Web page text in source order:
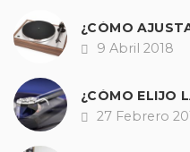
¿CÓMO
Fecha
9 Abril 2018
Fecha
27 Febrero